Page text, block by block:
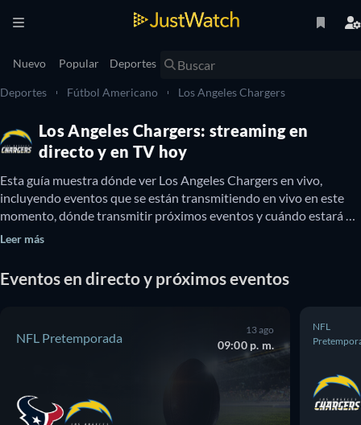
Nuevo Popular Deportes
Deportes Fútbol Americano Los Angeles Chargers
Los Angeles Chargers: streaming en
directo y en TV hoy
Esta guía muestra dónde ver Los Angeles Chargers en vivo,
incluyendo eventos que se están transmitiendo en vivo en este
momento, dónde transmitir próximos eventos y cuándo estará
disponible Los Angeles Chargers en TV. También podés enterarte
Leer más
Eventos en directo y próximos eventos
NFL Pretemporada
13 ago
09:00 p. m.
NFL